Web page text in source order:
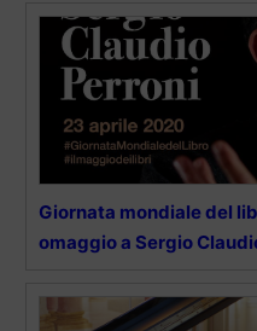
Giornata mondiale del
omaggio a Sergio